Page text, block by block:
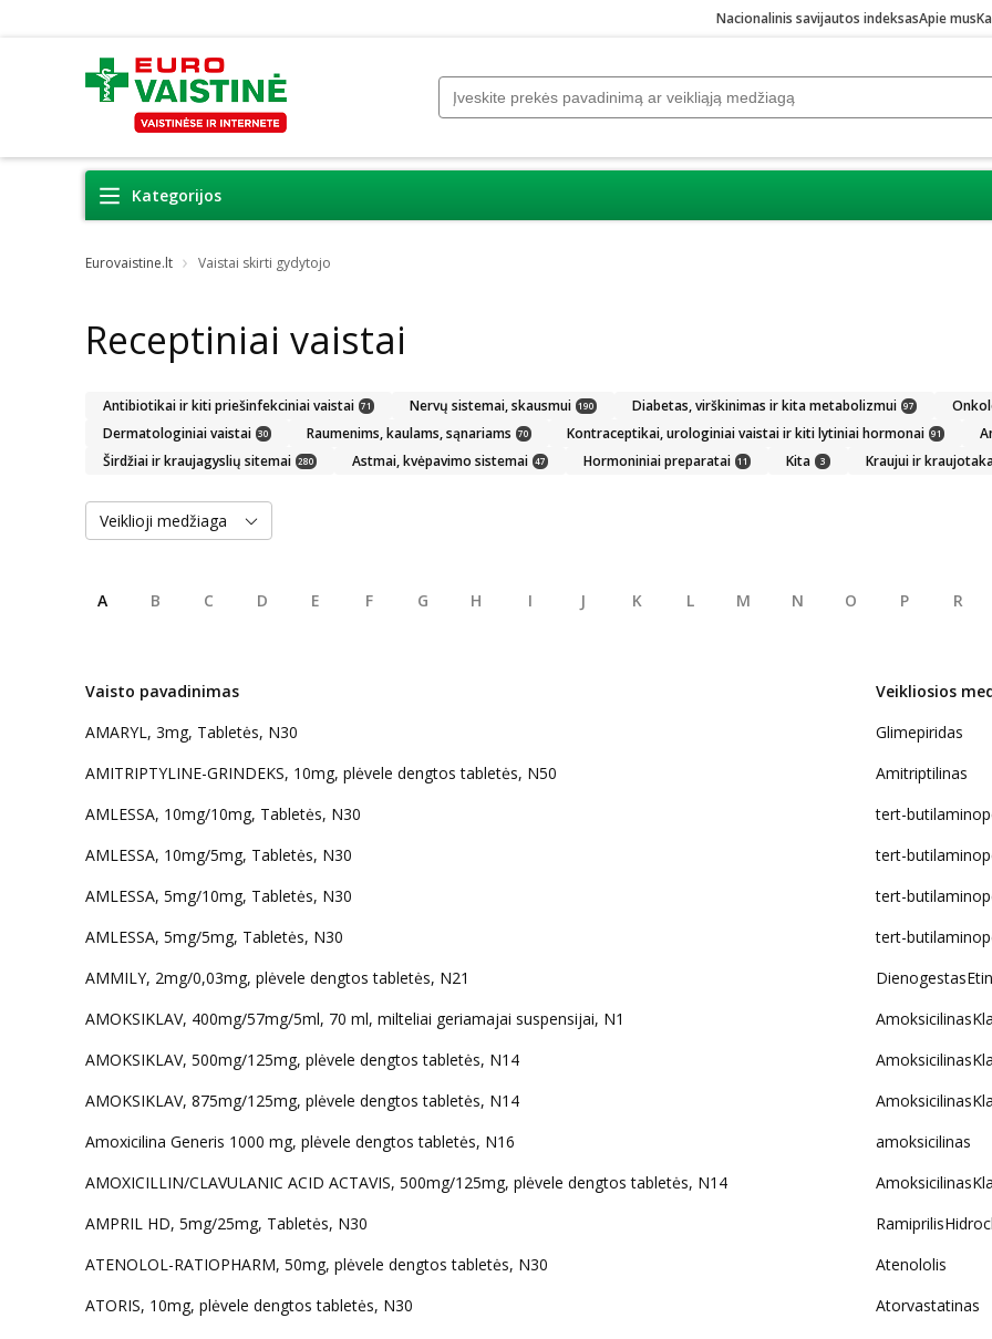
Nacionalinis savijautos indeksasApie mus
Kategorijos
Eurovaistine.lt Vaistai skirti gydytojo
Receptiniai vaistai
Antibiotikai ir kiti priešinfekciniai vaistai 71 Nervų sistemai, skausmui 190 Diabetas, virškinimas ir kita metabolizmui 97
Dermatologiniai vaistai 30 Raumenims, kaulams, sąnariams 70 Kontraceptikai, urologiniai vaistai ir kiti lytiniai hormonai 91
Širdžiai ir kraujagyslių sitemai 280 Astmai, kvėpavimo sistemai 47 Hormoniniai preparatai 11 Kita 3 Kraujui ir
Veiklioji medžiaga
A B C D E F G H I J K L M N O P R
Vaisto pavadinimas
Veikliosios
AMARYL, 3mg, Tabletės, N30
Glimepiridas
AMITRIPTYLINE-GRINDEKS, 10mg, plėvele dengtos tabletės, N50
Amitriptilinas
AMLESSA, 10mg/10mg, Tabletės, N30
tert-
AMLESSA, 10mg/5mg, Tabletės, N30
tert-
AMLESSA, 5mg/10mg, Tabletės, N30
tert-
AMLESSA, 5mg/5mg, Tabletės, N30
tert-
AMMILY, 2mg/0,03mg, plėvele dengtos tabletės, N21
AMOKSIKLAV, 400mg/57mg/5ml, 70 ml, milteliai geriamajai suspensijai, N1
AMOKSIKLAV, 500mg/125mg, plėvele dengtos tabletės, N14
AMOKSIKLAV, 875mg/125mg, plėvele dengtos tabletės, N14
Amoxicilina Generis 1000 mg, plėvele dengtos tabletės, N16
amoksicilinas
AMOXICILLIN/CLAVULANIC ACID ACTAVIS, 500mg/125mg, plėvele dengtos tabletės, N14
AMPRIL HD, 5mg/25mg, Tabletės, N30
ATENOLOL-RATIOPHARM, 50mg, plėvele dengtos tabletės, N30
Atenololis
ATORIS, 10mg, plėvele dengtos tabletės, N30
Atorvastatinas